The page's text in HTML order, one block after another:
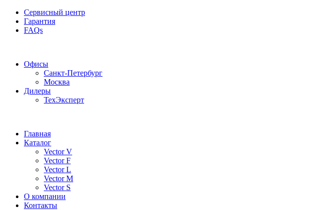
Сервисный центр
Гарантия
FAQs
Офисы
Санкт-Петербург
Москва
Дилеры
ТехЭксперт
Главная
Каталог
Vector V
Vector F
Vector L
Vector M
Vector S
О компании
Контакты